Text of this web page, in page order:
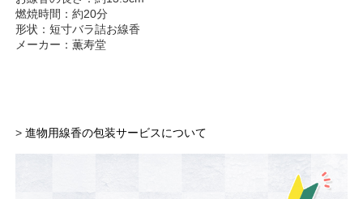
燃焼時間：約20分
形状：短寸バラ詰お線香
メーカー：薫寿堂
>進物用線香の包装サービスについて